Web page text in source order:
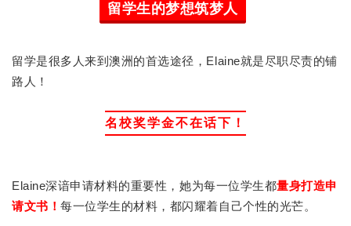
留学生的梦想筑梦人
留学是很多人来到澳洲的首选途径，Elaine就是尽职尽责的铺
路人！
名校奖学金不在话下！
Elaine深谙申请材料的重要性，她为每一位学生都量身打造申
请文书！每一位学生的材料，都闪耀着自己个性的光芒。